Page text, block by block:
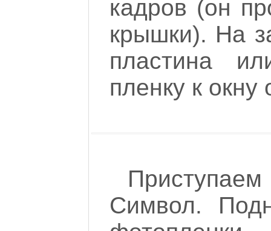
кадров (он
крышки). На
пластина
пленку к окну
Символ.